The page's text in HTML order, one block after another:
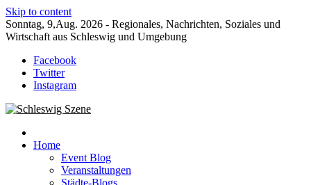
Skip to content
Sonntag, 9,Aug. 2026 - Regionales, Nachrichten, Soziales und
Wirtschaft aus Schleswig und Umgebung
Facebook
Twitter
Instagram
Schleswig Szene
Neuigkeiten und Nachrichten aus Schleswig und Umgebung
Home
Event Blog
Veranstaltungen
Städte-Blogs